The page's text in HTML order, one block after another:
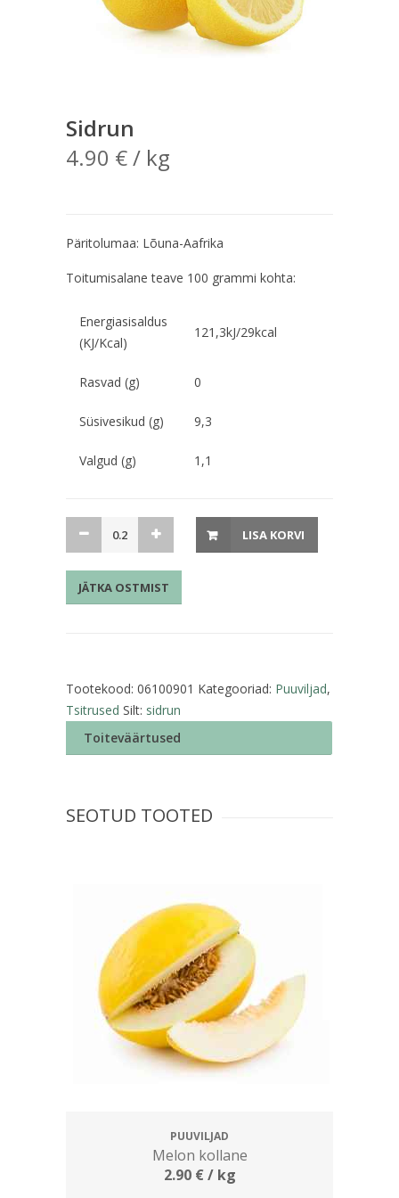
Sidrun
4.90 €/ kg
Päritolumaa: Lõuna-Aafrika
Toitumisalane teave 100 grammi kohta:
Energiasisaldus
(KJ/Kcal)
121,3kJ/29kcal
Rasvad (g) 0
Süsivesikud (g) 9,3
Valgud (g) 1,1
LISA KORVI
JÄTKA OSTMIST
Tootekood: 06100901 Kategooriad: Puuviljad,
Tsitrused Silt: sidrun
Toiteväärtused
SEOTUD TOOTED
PUUVILJAD
Melon kollane
2.90 €/ kg